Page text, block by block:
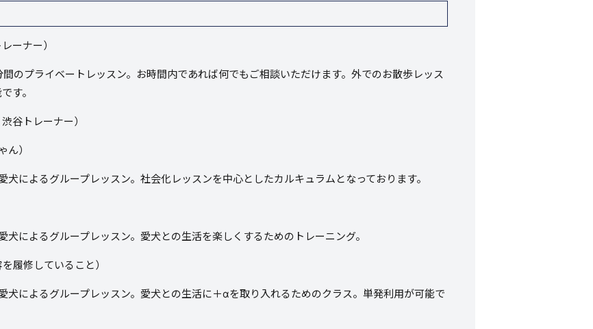
ーナー）
間のプライベートレッスン。お時間内であれば何でもご相談いただけます。外でのお散歩レッス
す。
谷トレーナー）
ん）
犬によるグループレッスン。社会化レッスンを中心としたカルキュラムとなっております。
犬によるグループレッスン。愛犬との生活を楽しくするためのトレーニング。
履修していること）
犬によるグループレッスン。愛犬との生活に＋αを取り入れるためのクラス。単発利用が可能で